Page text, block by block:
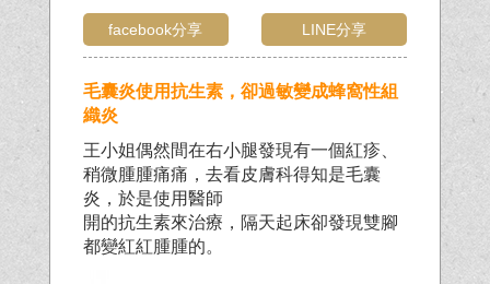
facebook分享 LINE分享
毛囊炎使用抗生素，卻過敏變成蜂窩性組
織炎
王小姐偶然間在右小腿發現有一個紅疹、
稍微腫腫痛痛，去看皮膚科得知是毛囊
炎，於是使用醫師
開的抗生素來治療，隔天起床卻發現雙腳
都變紅紅腫腫的。